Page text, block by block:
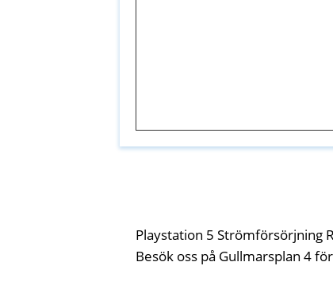
Playstation 5 Strömförsörjning
Besök oss på Gullmarsplan 4